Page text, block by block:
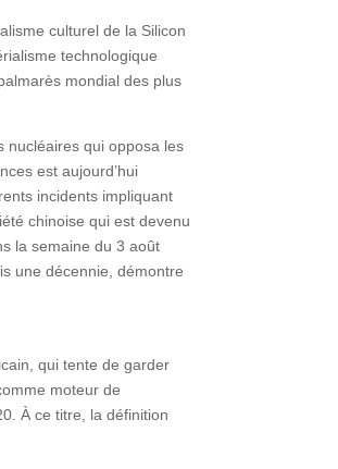
culturel de la Silicon
technologique
mondial des plus
nucléaires qui opposa les
est aujourd’hui
incidents impliquant
chinoise qui est devenu
la semaine du 3 août
une décennie, démontre
qui tente de garder
moteur de
À ce titre, la définition